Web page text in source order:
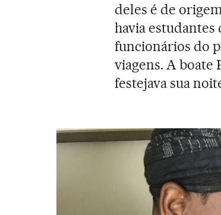
deles é de
havia estudantes
funcionários do
viagens. A boate
festejava sua